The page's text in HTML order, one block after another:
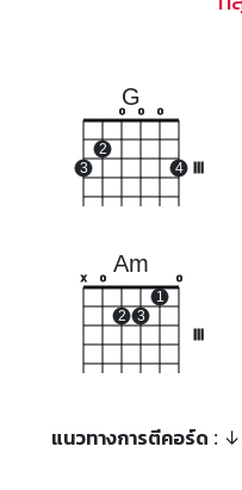
G
3
2
o o o
4
Am
x o
2 3
1
o
แนวทางการตีคอร์ด :